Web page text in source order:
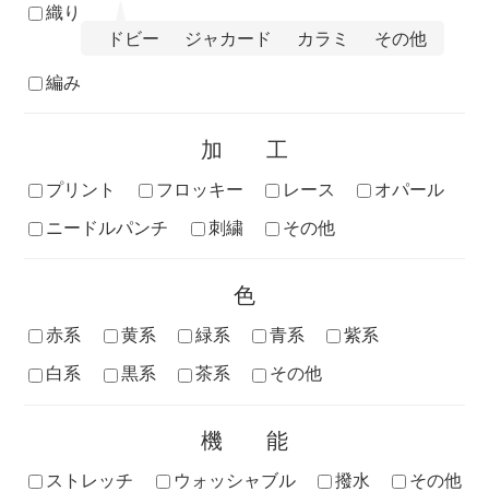
織り
ドビー
ジャカード カラミ その他
編み
加工
プリント フロッキー レース
オパール
ニードルパンチ
刺繍 その他
色
赤系 黄系 緑系 青系
紫系
白系
黒系 茶系 その他
機能
ストレッチ ウォッシャブル 撥水 その他